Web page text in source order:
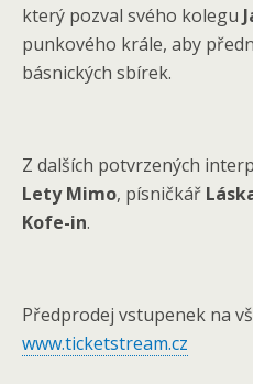
který pozval svého kolegu
punkového krále, aby
básnických sbírek.
Z dalších potvrzených
Lety Mimo, písničkář
Kofe-in.
Předprodej vstupenek na
www.ticketstream.cz